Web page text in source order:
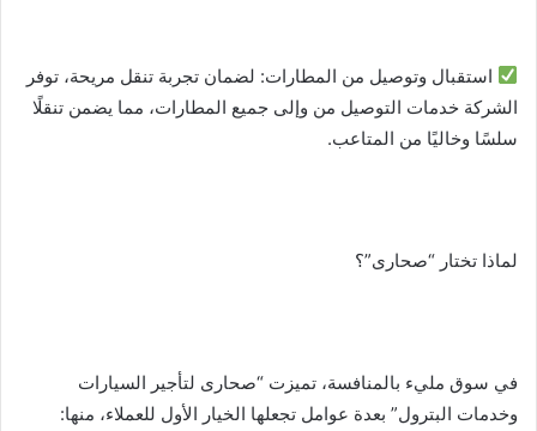
استقبال وتوصيل من المطارات: لضمان تجربة تنقل مريحة، توفر
الشركة خدمات التوصيل من وإلى جميع المطارات، مما يضمن تنقلًا
سلسًا وخاليًا من المتاعب.
لماذا تختار “صحارى”؟
في سوق مليء بالمنافسة، تميزت “صحارى لتأجير السيارات
وخدمات البترول” بعدة عوامل تجعلها الخيار الأول للعملاء، منها: